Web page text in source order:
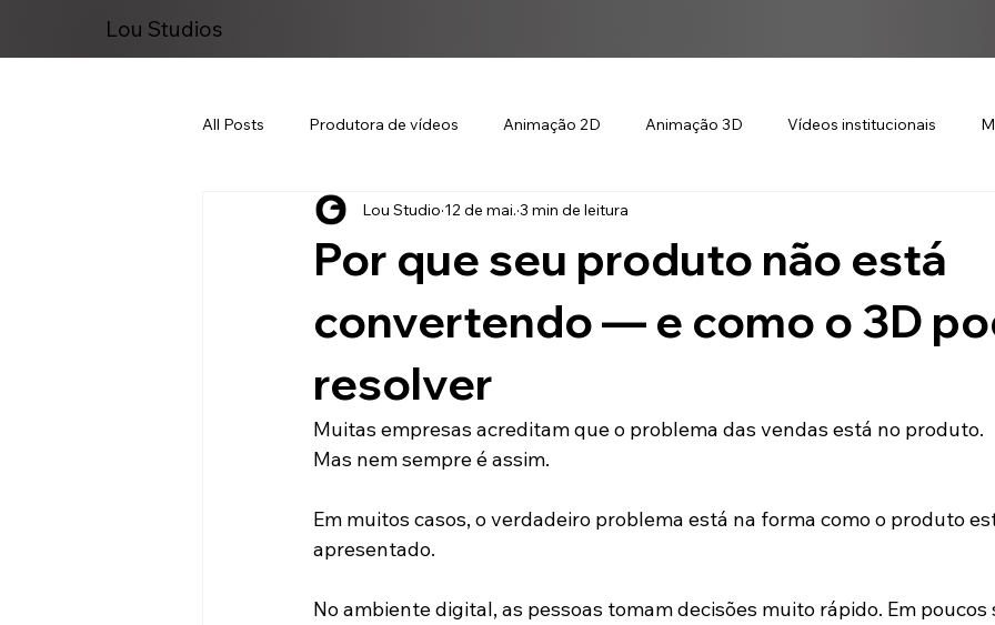
Lou Studios
All Posts Produtora de vídeos Animação 2D Animação 3D Vídeos institucionais
Marketing Digital
Por que seu produto não está
convertendo — e como o 3D
resolver
Lou Studio 12 de mai. 3 min de leitura
Muitas empresas acreditam que o problema das vendas está no produto.
Mas nem sempre é assim.
Em muitos casos, o verdadeiro problema está na forma como o produto
apresentado.
No ambiente digital, as pessoas tomam decisões muito rápido. Em